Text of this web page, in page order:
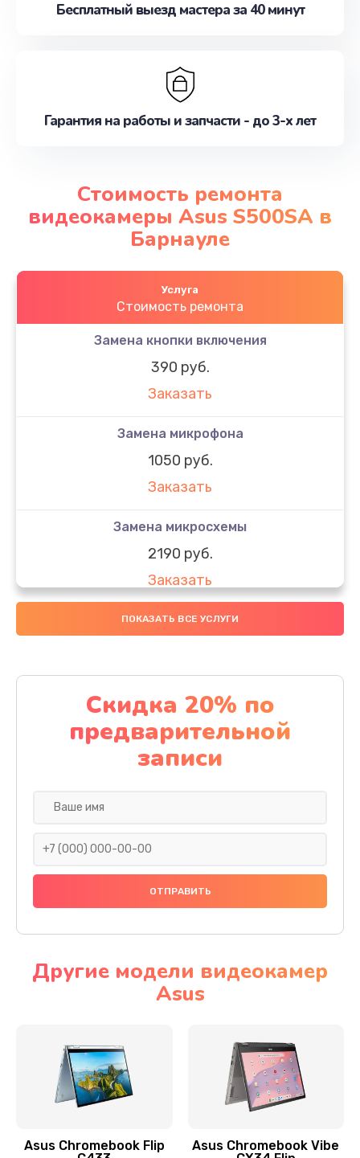
Бесплатный выезд мастера за 40 минут
Гарантия на работы и запчасти - до 3-х лет
Стоимость ремонта
видеокамеры Asus S500SA в
Барнауле
Услуга
Стоимость ремонта
Замена кнопки включения
390 руб.
Заказать
Замена микрофона
1050 руб.
Заказать
Замена микросхемы
2190 руб.
Заказать
Замена передней камеры
Заказать
Замена полифонического динамика
390 руб.
Заказать
Сбор/Разбор
Чистка динамика и микрофонов (с разбором)
Замена кнопки Home (домой)
Заказать
ПОКАЗАТЬ ВСЕ УСЛУГИ
Скидка 20% по
предварительной
записи
Другие модели видеокамер
Asus
Asus Chromebook Flip
Asus Chromebook Vibe